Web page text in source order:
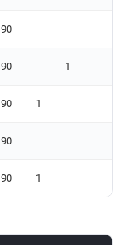
90
90 1
90 1
90
90 1